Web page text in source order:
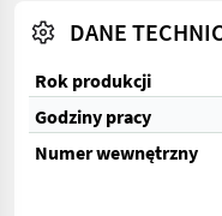
DANE
Rok produkcji
Godziny pracy
Numer wewnętrzny